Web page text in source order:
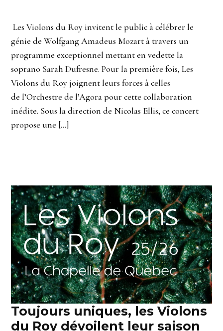
Les Violons du Roy invitent le public à célébrer le
génie de Wolfgang Amadeus Mozart à travers un
programme exceptionnel mettant en vedette la
soprano Sarah Dufresne. Pour la première fois, Les
Violons du Roy joignent leurs forces à celles
de l’Orchestre de l’Agora pour cette collaboration
inédite. Sous la direction de Nicolas Ellis, ce concert
propose une […]
Toujours uniques, les Violons
du Roy dévoilent leur saison